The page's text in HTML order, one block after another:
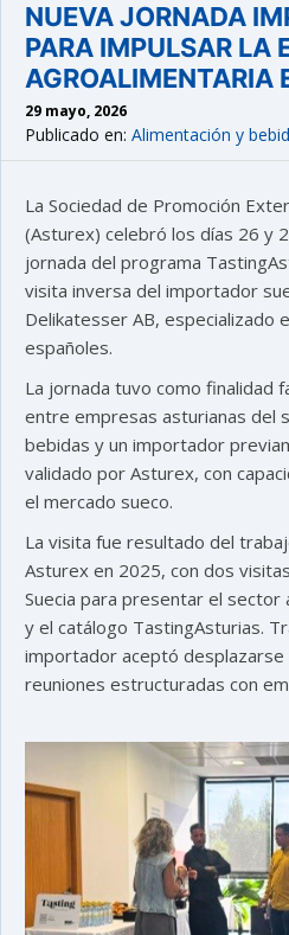
NUEVA JORNADA
PARA IMPULSAR LA
AGROALIMENTARIA
29 mayo, 2026
Publicado en: Alimentación y
La Sociedad de Promoción
(Asturex) celebró los días 26 y
jornada del programa
visita inversa del importador
Delikatesser AB, especializado
españoles.
La jornada tuvo como finalidad
entre empresas asturianas del
bebidas y un importador
validado por Asturex, con
el mercado sueco.
La visita fue resultado del
Asturex en 2025, con dos
Suecia para presentar el
y el catálogo TastingAsturias.
importador aceptó
reuniones estructuradas con